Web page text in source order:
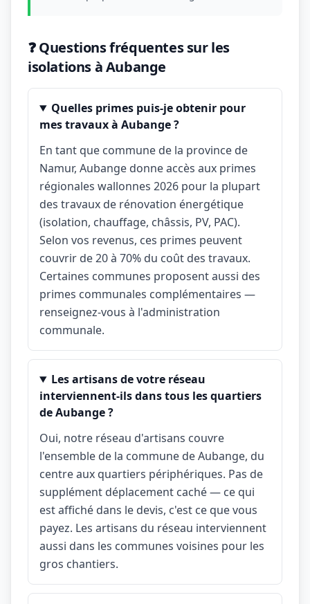
❓ Questions fréquentes sur les
isolations à Aubange
Quelles primes puis-je obtenir pour
mes travaux à Aubange ?
En tant que commune de la province de
Namur, Aubange donne accès aux primes
régionales wallonnes 2026 pour la plupart
des travaux de rénovation énergétique
(isolation, chauffage, châssis, PV, PAC).
Selon vos revenus, ces primes peuvent
couvrir de 20 à 70% du coût des travaux.
Certaines communes proposent aussi des
primes communales complémentaires —
renseignez-vous à l'administration
communale.
Les artisans de votre réseau
interviennent-ils dans tous les quartiers
de Aubange ?
Oui, notre réseau d'artisans couvre
l'ensemble de la commune de Aubange, du
centre aux quartiers périphériques. Pas de
supplément déplacement caché — ce qui
est affiché dans le devis, c'est ce que vous
payez. Les artisans du réseau interviennent
aussi dans les communes voisines pour les
gros chantiers.